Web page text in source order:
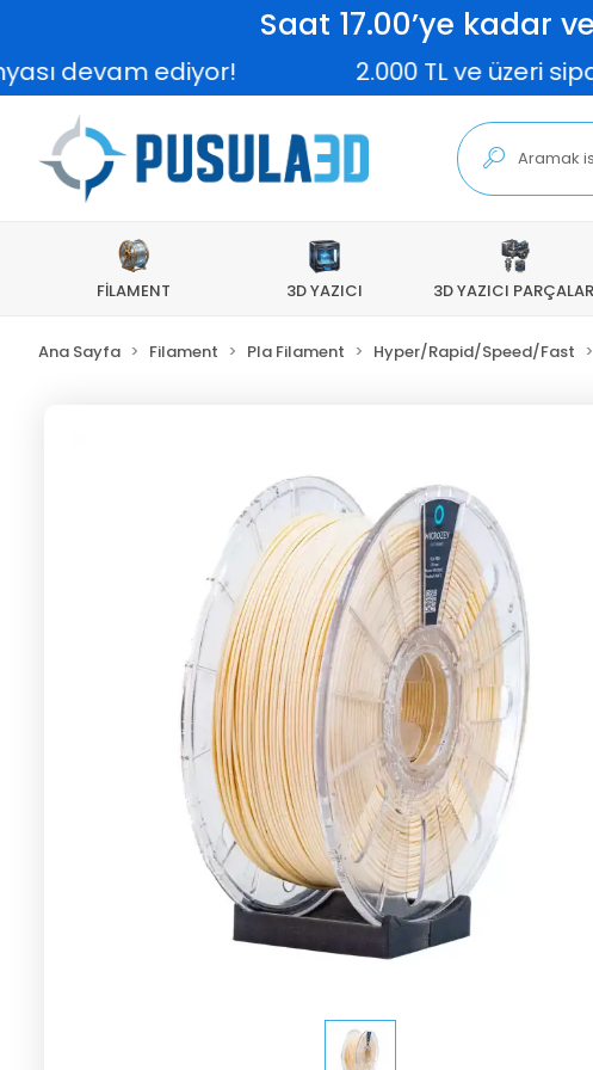
Saat 17.00’ye kadar
ediyor! 2.000 TL ve üzeri
FİLAMENT 3D YAZICI 3D YAZICI
Ana Sayfa Filament Pla Filament Hyper/Rapid/Speed/Fast